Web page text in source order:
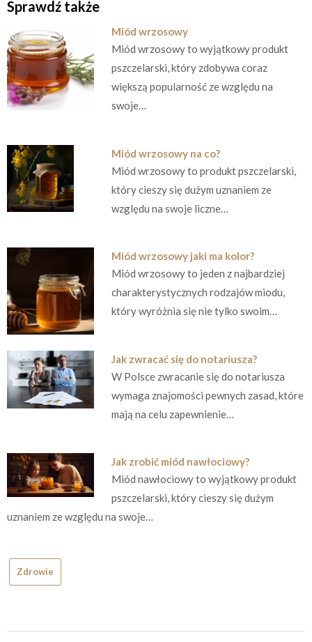
Sprawdź także
Miód wrzosowy
Miód wrzosowy to wyjątkowy produkt
pszczelarski, który zdobywa coraz
większą popularność ze względu na
swoje…
Miód wrzosowy na co?
Miód wrzosowy to produkt pszczelarski,
który cieszy się dużym uznaniem ze
względu na swoje liczne…
Miód wrzosowy jaki ma kolor?
Miód wrzosowy to jeden z najbardziej
charakterystycznych rodzajów miodu,
który wyróżnia się nie tylko swoim…
Jak zwracać się do notariusza?
W Polsce zwracanie się do notariusza
wymaga znajomości pewnych zasad, które
mają na celu zapewnienie…
Jak zrobić miód nawłociowy?
Miód nawłociowy to wyjątkowy produkt
pszczelarski, który cieszy się dużym
uznaniem ze względu na swoje…
Zdrowie